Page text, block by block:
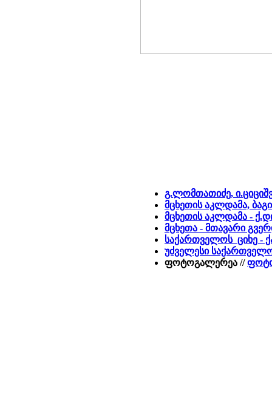
გ.ლომთათიძე,
მცხეთის აკლდამა,
მცხეთის აკლდამა -
მცხეთა - მთავარი
საქართველოს ციხე -
უძველესი
ფოტოგალერეა //